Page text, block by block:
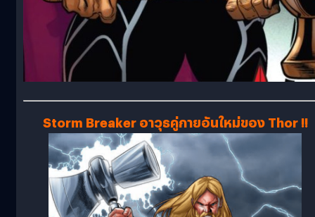
Storm Breaker อาวุธคู่กายอันใหม่ของ Thor !!